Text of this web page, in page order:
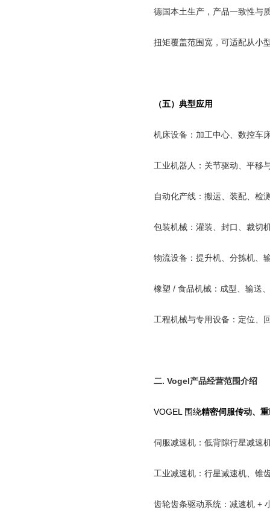
德国本土生产，产品一致性与
扭矩覆盖范围宽，可适配从小
（五）典型应用
机床设备：加工中心、数控车
工业机器人：关节驱动、平移
自动化产线：搬运、装配、检
包装机械：灌装、封口、裁切
物流设备：提升机、分拣机、
橡塑 / 食品机械：成型、输送
工程机械与专用设备：定位、
二. Vogel产品经营范围介绍
VOGEL 围绕精密伺服传动、
伺服减速机：低背隙行星减速
工业减速机：行星减速机、锥
齿轮齿条驱动系统：减速机 +